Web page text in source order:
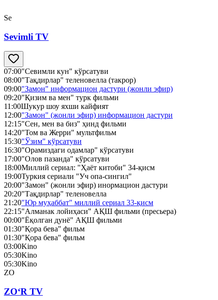
Se
Sevimli TV
07:00"Севимли кун" кўрсатуви
08:00"Тақдирлар" теленовелла (такрор)
09:00"Замон" информацион дастури (жонли эфир)
09:20"Қизим ва мен" турк фильми
11:00Шукур шоу яхши кайфият
12:00"Замон" (жонли эфир) информацион дастури
12:15"Сен, мен ва биз" ҳинд фильми
14:20"Том ва Жерри" мультфильм
15:30"Ўзим" кўрсатуви
16:30"Орамиздаги одамлар" кўрсатуви
17:00"Олов пазанда" кўрсатуви
18:00Миллий сериал: "Ҳаёт китоби" 34-қисм
19:00Туркия сериали "Уч опа-сингил"
20:00"Замон" (жонли эфир) инормацион дастури
20:20"Тақдирлар" теленовелла
21:20"Юр муҳаббат" миллий сериал 33-қисм
22:15"Алманак лойиҳаси" АҚШ фильми (пресьера)
00:00"Ёқолган дунё" АҚШ фильми
01:30"Қора бева" фильм
01:30"Қора бева" фильм
03:00Kino
05:30Kino
05:30Kino
ZO
ZO‘R TV